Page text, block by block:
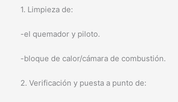
1. Limpieza de:
-el quemador y piloto.
-bloque de calor/cámara de combustión.
2. Verificación y puesta a punto de: